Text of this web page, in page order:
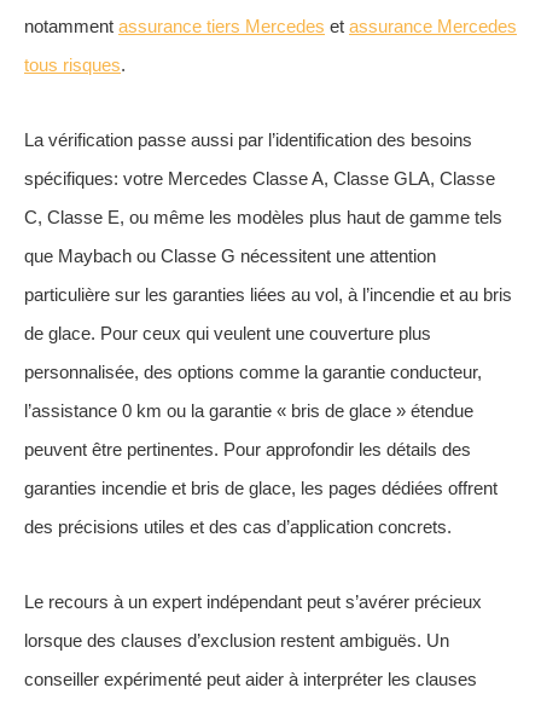
notamment assurance tiers Mercedes et assurance Mercedes
tous risques.
La vérification passe aussi par l’identification des besoins
spécifiques: votre Mercedes Classe A, Classe GLA, Classe
C, Classe E, ou même les modèles plus haut de gamme tels
que Maybach ou Classe G nécessitent une attention
particulière sur les garanties liées au vol, à l’incendie et au bris
de glace. Pour ceux qui veulent une couverture plus
personnalisée, des options comme la garantie conducteur,
l’assistance 0 km ou la garantie « bris de glace » étendue
peuvent être pertinentes. Pour approfondir les détails des
garanties incendie et bris de glace, les pages dédiées offrent
des précisions utiles et des cas d’application concrets.
Le recours à un expert indépendant peut s’avérer précieux
lorsque des clauses d’exclusion restent ambiguës. Un
conseiller expérimenté peut aider à interpréter les clauses